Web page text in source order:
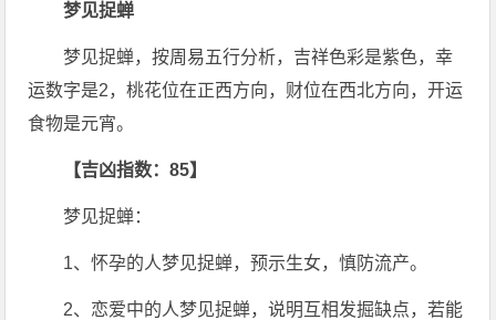
梦见捉蝉
梦见捉蝉，按周易五行分析，吉祥色彩是紫色，幸
运数字是2，桃花位在正西方向，财位在西北方向，开运
食物是元宵。
【吉凶指数：85】
梦见捉蝉：
1、怀孕的人梦见捉蝉，预示生女，慎防流产。
2、恋爱中的人梦见捉蝉，说明互相发掘缺点，若能